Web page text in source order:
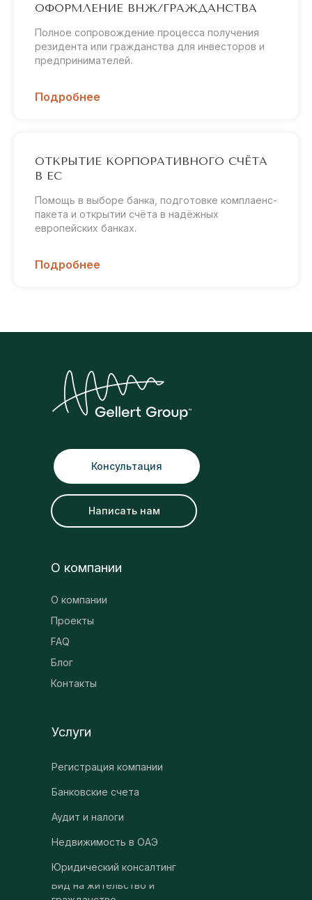
ОФОРМЛЕНИЕ ВНЖ/ГРАЖДАНСТВА
Полное сопровождение процесса получения
резидента или гражданства для инвесторов и
предпринимателей.
Подробнее
ОТКРЫТИЕ КОРПОРАТИВНОГО СЧЁТА
В ЕС
Помощь в выборе банка, подготовке комплаенс-
пакета и открытии счёта в надёжных
европейских банках.
Подробнее
Консультация
Написать нам
О компании
О компании
Проекты
FAQ
Блог
Контакты
Услуги
Регистрация компании
Банковские счета
Аудит и налоги
Недвижимость в ОАЭ
Юридический консалтинг
Вид на жительство и